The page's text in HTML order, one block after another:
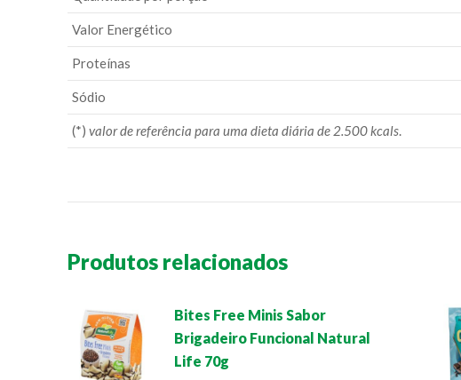
Valor Energético
Proteínas
Sódio
(*) valor de referência para uma dieta diária de 2.500 kcals.
Produtos relacionados
Bites Free Minis Sabor
Brigadeiro Funcional Natural
Life 70g